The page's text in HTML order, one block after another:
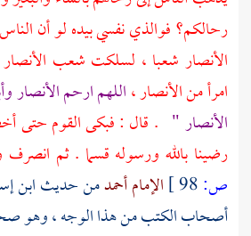
رحالكم؟ فوالذي نفسي بيده لو أن
الأنصار شعبا ، لسلكت شعب
امرأ منالأنصار ،اللهم ارحمالأنصار
الأنصار" . قال : فبكى القوم حتى
رضينا بالله ورسوله قسما . ثم انصرف
ص:
الإمام أحمدمن حديثابن
أصحاب الكتب من هذا الوجه ، وهو